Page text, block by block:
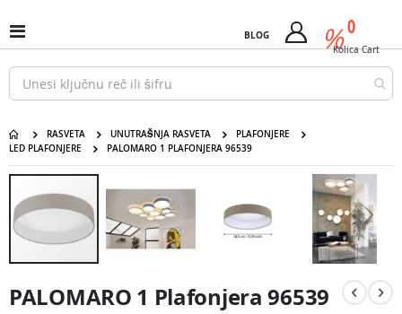
na
sadržaj
Uključi
/
isključi
Nav
BLOG %
Cart 0
Kolica Cart
RASVETA UNUTRAŠNJA RASVETA
PLAFONJERE
LED PLAFONJERE
PALOMARO 1 PLAFONJERA 96539
galerije
slika
PALOMARO 1 Plafonjera 96539
početak
galerije
PALOMARO 1 Plafonjera 96539